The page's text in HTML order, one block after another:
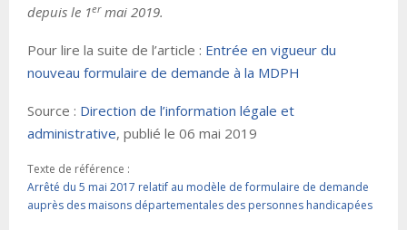
depuis le 1ermai 2019.
Pour lire la suite de l’article : Entrée en vigueur du
nouveau formulaire de demande à la MDPH
Source : Direction de l’information légale et
administrative, publié le 06 mai 2019
Texte de référence :
Arrêté du 5 mai 2017 relatif au modèle de formulaire de demande
auprès des maisons départementales des personnes handicapées